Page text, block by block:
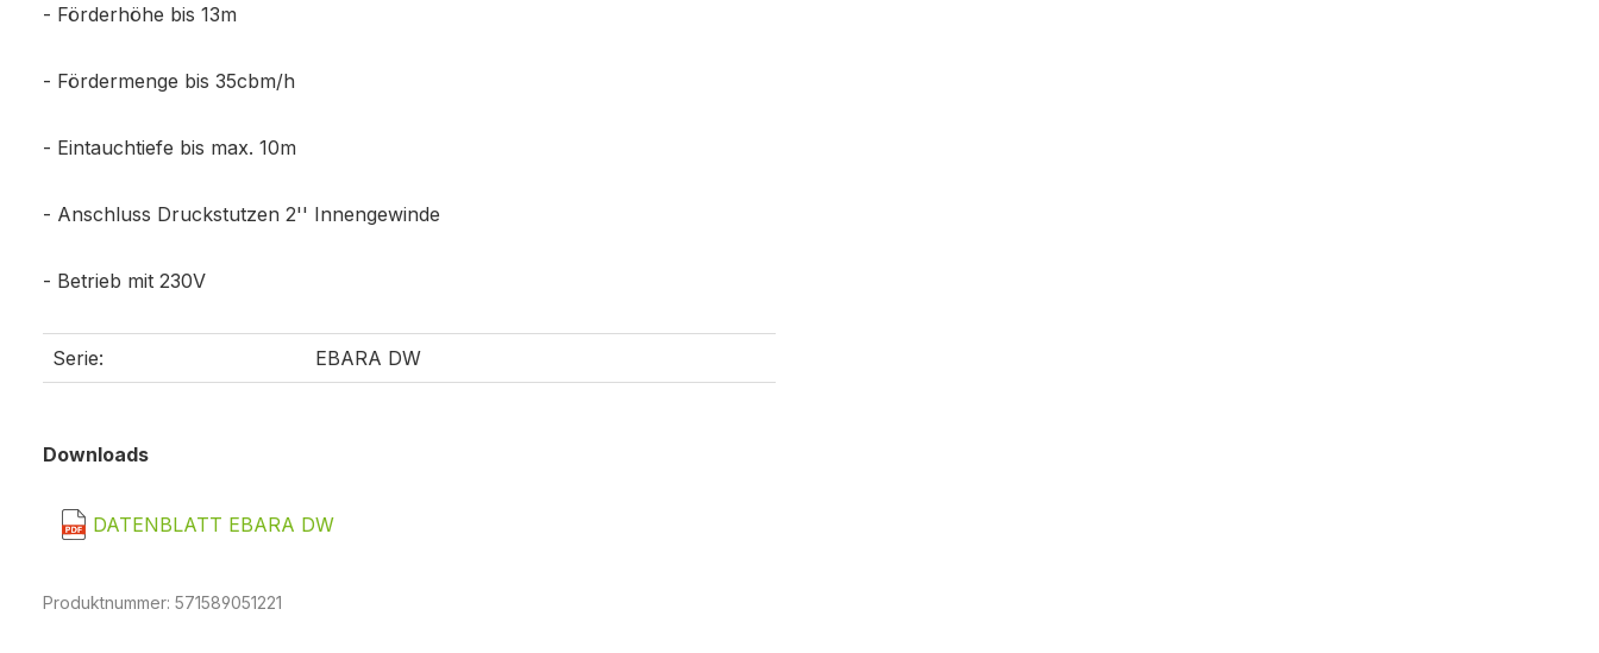
- Förderhöhe bis 13m
- Fördermenge bis 35cbm/h
- Eintauchtiefe bis max. 10m
- Anschluss Druckstutzen 2'' Innengewinde
- Betrieb mit 230V
Serie: EBARA DW
Downloads
DATENBLATT EBARA DW
Produktnummer: 571589051221